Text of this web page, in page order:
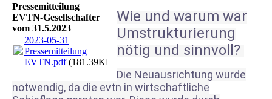
Pressemitteilung
EVTN-Gesellschafter
vom 31.5.2023
2023-05-31
Pressemitteilung
EVTN.pdf(181.39KB)
Wie und warum war
Umstrukturierung
nötig und sinnvoll?
Die Neuausrichtung wurde
notwendig, da die evtn in wirtschaftliche